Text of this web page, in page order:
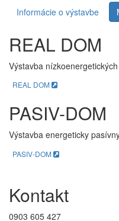
Informácie o výstavbe
REAL DOM
Výstavba
REAL DOM
PASIV-DOM
Výstavba energeticky
PASIV-DOM
Kontakt
0903 605 427